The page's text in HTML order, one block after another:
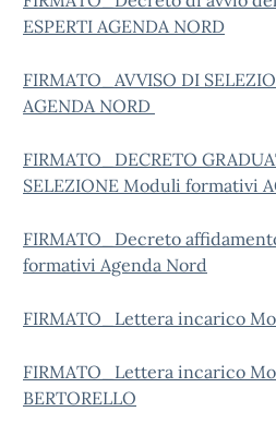
ESPERTI AGENDA NORD
FIRMATO_AVVISO DI
AGENDA NORD
FIRMATO_DECRETO
SELEZIONE Moduli formativi
FIRMATO_Decreto
formativi Agenda Nord
FIRMATO_Lettera incarico
FIRMATO_Lettera incarico
BERTORELLO